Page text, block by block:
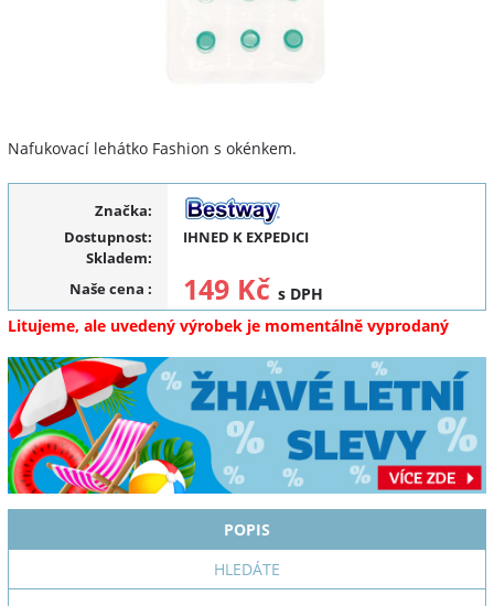
Nafukovací lehátko Fashion s okénkem.
Značka:
Dostupnost:
IHNED K EXPEDICI
Skladem:
Naše cena : 149 Kč s DPH
Litujeme, ale uvedený výrobek je momentálně vyprodaný
POPIS
HLEDÁTE